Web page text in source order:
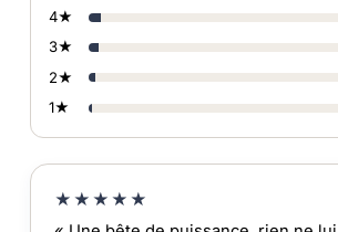
4★
3★
2★
1★
★★★★★